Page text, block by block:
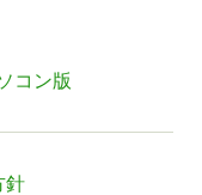
コン版
針